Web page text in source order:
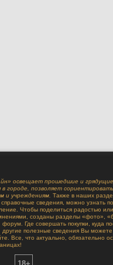
освещает прошедшие и грядущие
городе, позволяет
и учреждениям. Также в наших
справочные сведения, можно узнать
Чтобы поделиться радостью или,
созданы разделы «фото»,
форум. Где совершать покупки, куда
другие полезные сведения Вы можете
Все, что актуально, обязательно